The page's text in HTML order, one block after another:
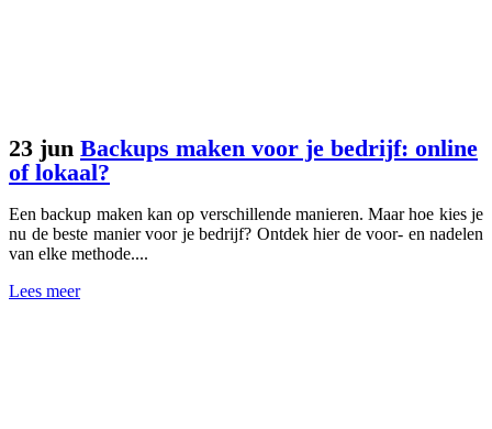
23 jun Backups maken voor je bedrijf: online
of lokaal?
Een backup maken kan op verschillende manieren. Maar hoe kies je
nu de beste manier voor je bedrijf? Ontdek hier de voor- en nadelen
van elke methode....
Lees meer